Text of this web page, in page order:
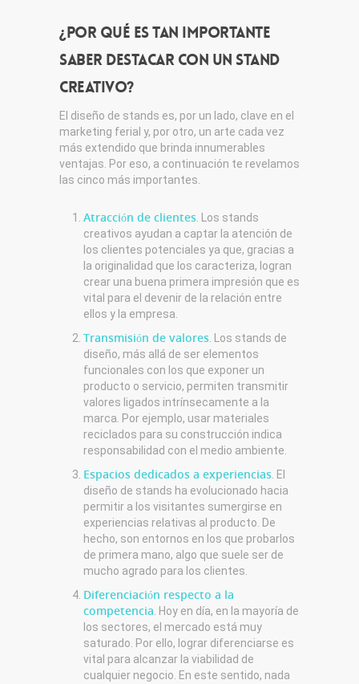
¿Por qué es tan importante
saber destacar con un stand
creativo?
El diseño de stands es, por un lado, clave en el
marketing ferial y, por otro, un arte cada vez
más extendido que brinda innumerables
ventajas. Por eso, a continuación te revelamos
las cinco más importantes.
Atracción de clientes . Los stands
creativos ayudan a captar la atención de
los clientes potenciales ya que, gracias a
la originalidad que los caracteriza, logran
crear una buena primera impresión que es
vital para el devenir de la relación entre
ellos y la empresa.
Transmisión de valores . Los stands de
diseño, más allá de ser elementos
funcionales con los que exponer un
producto o servicio, permiten transmitir
valores ligados intrínsecamente a la
marca. Por ejemplo, usar materiales
reciclados para su construcción indica
responsabilidad con el medio ambiente.
Espacios dedicados a experiencias . El
diseño de stands ha evolucionado hacia
permitir a los visitantes sumergirse en
experiencias relativas al producto. De
hecho, son entornos en los que probarlos
de primera mano, algo que suele ser de
mucho agrado para los clientes.
Diferenciación respecto a la
competencia . Hoy en día, en la mayoría de
los sectores, el mercado está muy
saturado. Por ello, lograr diferenciarse es
vital para alcanzar la viabilidad de
cualquier negocio. En este sentido, nada